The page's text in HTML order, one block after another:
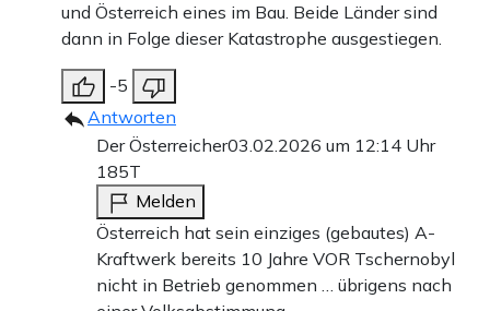
und Österreich eines im Bau. Beide Länder sind
dann in Folge dieser Katastrophe ausgestiegen.
-5
Antworten
Der Österreicher03.02.2026 um 12:14 Uhr
185T
Melden
Österreich hat sein einziges (gebautes) A-
Kraftwerk bereits 10 Jahre VOR Tschernobyl
nicht in Betrieb genommen … übrigens nach